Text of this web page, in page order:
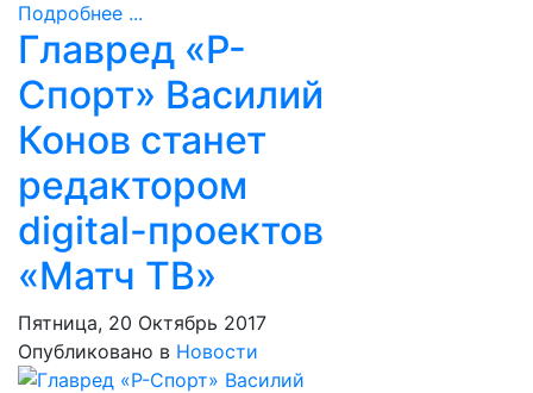
Подробнее ...
Главред «Р-
Спорт» Василий
Конов станет
редактором
digital-проектов
«Матч ТВ»
Пятница, 20 Октябрь 2017
Опубликовано в Новости